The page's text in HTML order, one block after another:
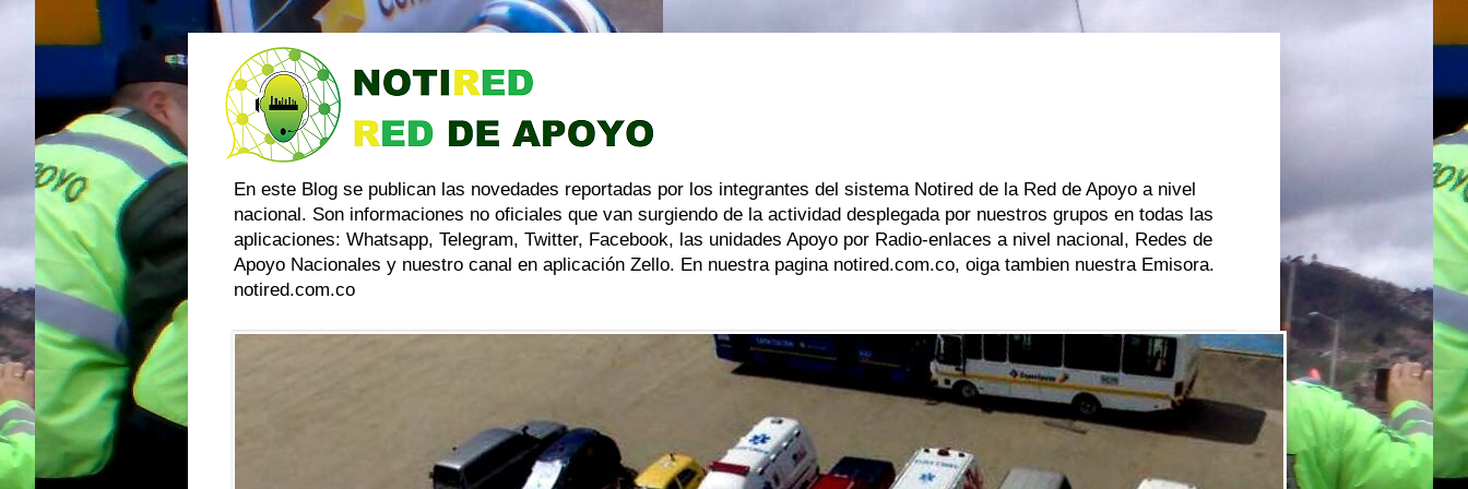
En este Blog se publican las novedades reportadas por los integrantes del sistema Notired de la Red de Apoyo a nivel
nacional. Son informaciones no oficiales que van surgiendo de la actividad desplegada por nuestros grupos en todas las
aplicaciones: Whatsapp, Telegram, Twitter, Facebook, las unidades Apoyo por Radio-enlaces a nivel nacional, Redes de
Apoyo Nacionales y nuestro canal en aplicación Zello. En nuestra pagina notired.com.co, oiga tambien nuestra Emisora.
notired.com.co